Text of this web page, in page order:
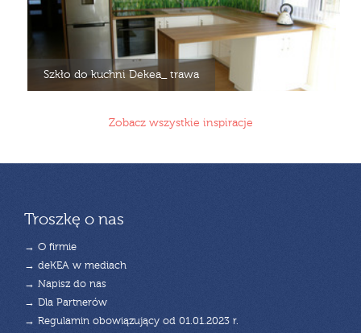
Szkło do kuchni Dekea_ trawa
Zobacz wszystkie inspiracje
Troszkę o nas
→ O firmie
→ deKEA w mediach
→ Napisz do nas
→ Dla Partnerów
→ Regulamin obowiązujący od 01.01.2023 r.